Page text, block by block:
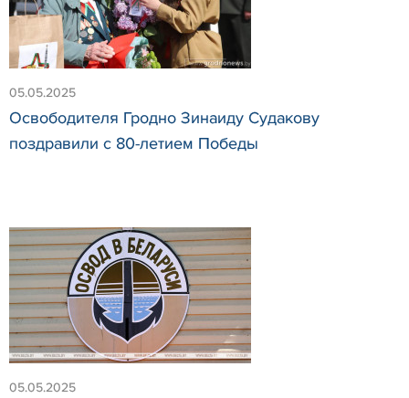
05.05.2025
Освободителя Гродно Зинаиду Судакову
поздравили с 80-летием Победы
05.05.2025